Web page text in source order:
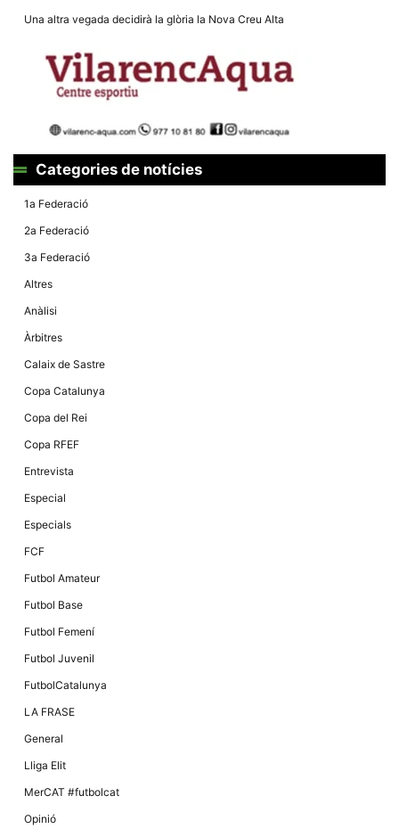
Una altra vegada decidirà la glòria la Nova Creu Alta
Categories de notícies
1a Federació
2a Federació
3a Federació
Altres
Anàlisi
Àrbitres
Calaix de Sastre
Copa Catalunya
Copa del Rei
Copa RFEF
Entrevista
Especial
Especials
FCF
Futbol Amateur
Futbol Base
Futbol Femení
Futbol Juvenil
FutbolCatalunya
LA FRASE
General
Lliga Elit
MerCAT #futbolcat
Opinió
funcionalitats
els teus
comportament
navegues pel